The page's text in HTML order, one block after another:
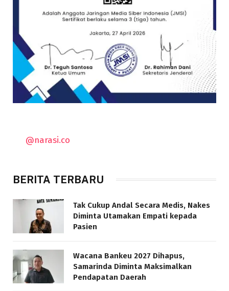
@narasi.co
BERITA TERBARU
Tak Cukup Andal Secara Medis, Nakes
Diminta Utamakan Empati kepada
Pasien
Wacana Bankeu 2027 Dihapus,
Samarinda Diminta Maksimalkan
Pendapatan Daerah